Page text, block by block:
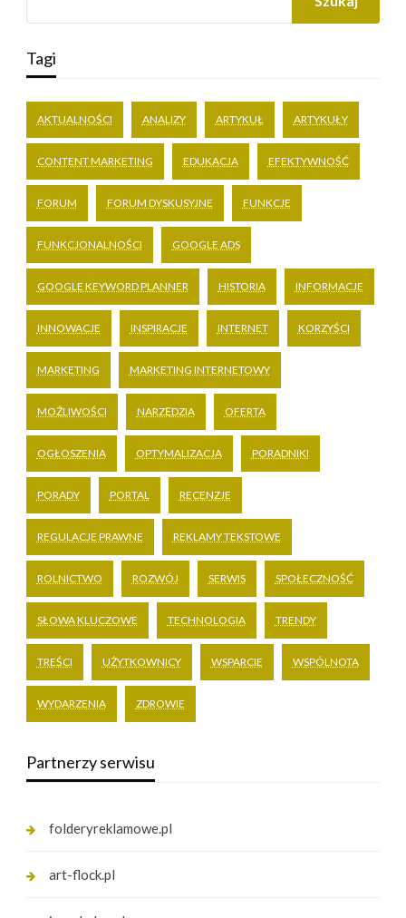
Tagi
AKTUALNOŚCI ANALIZY ARTYKUŁ ARTYKUŁY
CONTENT MARKETING EDUKACJA EFEKTYWNOŚĆ
FORUM FORUM DYSKUSYJNE FUNKCJE
FUNKCJONALNOŚCI GOOGLE ADS
GOOGLE KEYWORD PLANNER HISTORIA INFORMACJE
INNOWACJE INSPIRACJE INTERNET KORZYŚCI
MARKETING MARKETING INTERNETOWY
MOŻLIWOŚCI NARZĘDZIA OFERTA
OGŁOSZENIA OPTYMALIZACJA PORADNIKI
PORADY PORTAL RECENZJE
REGULACJE PRAWNE REKLAMY TEKSTOWE
ROLNICTWO ROZWÓJ SERWIS SPOŁECZNOŚĆ
SŁOWA KLUCZOWE TECHNOLOGIA TRENDY
TREŚCI UŻYTKOWNICY WSPARCIE WSPÓLNOTA
WYDARZENIA ZDROWIE
Partnerzy serwisu
folderyreklamowe.pl
art-flock.pl